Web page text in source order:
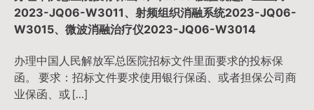
2023-JQ06-W3011、射频组织消融系统2023-JQ06-
W3015、微波消融治疗仪2023-JQ06-W3014
办理中国人民解放军总医院招标文件里面要求的投标保
函。 要求：招标文件要求使用银行保函、或者担保公司商
业保函、或 […]